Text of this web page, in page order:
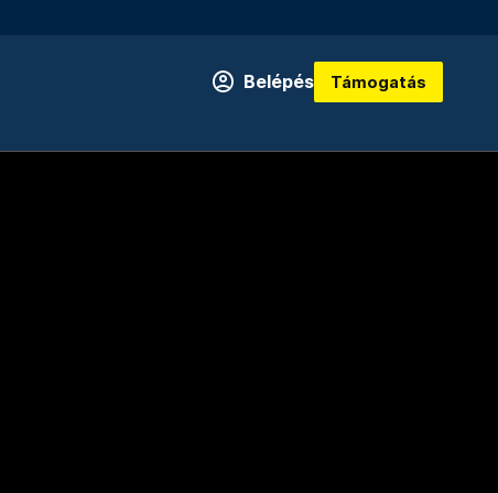
Belépés Támogatás